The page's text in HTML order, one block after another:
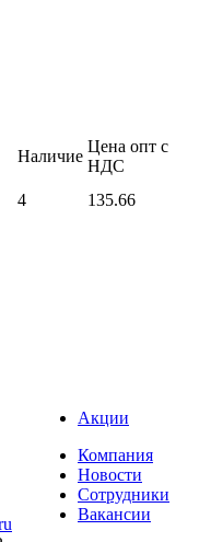
Наличие
Цена опт с
НДС
4
135.66
Акции
Компания
Новости
Сотрудники
Вакансии